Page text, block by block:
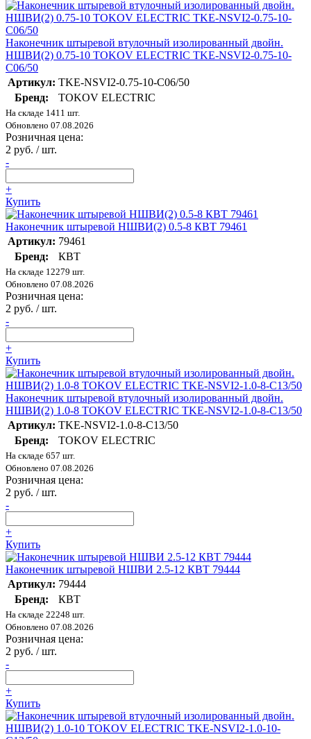
Наконечник штыревой втулочный изолированный двойн.
НШВИ(2) 0.75-10 TOKOV ELECTRIC TKE-NSVI2-0.75-10-
C06/50
Артикул: TKE-NSVI2-0.75-10-C06/50
Бренд:
TOKOV ELECTRIC
На складе 1411 шт.
Обновлено 07.08.2026
Розничная цена:
2 руб. / шт.
-
+
Купить
Наконечник штыревой НШВИ(2) 0.5-8 КВТ 79461
Артикул: 79461
Бренд:
КВТ
На складе 12279 шт.
Обновлено 07.08.2026
Розничная цена:
2 руб. / шт.
-
+
Купить
Наконечник штыревой втулочный изолированный двойн.
НШВИ(2) 1.0-8 TOKOV ELECTRIC TKE-NSVI2-1.0-8-C13/50
Артикул: TKE-NSVI2-1.0-8-C13/50
Бренд:
TOKOV ELECTRIC
На складе 657 шт.
Обновлено 07.08.2026
Розничная цена:
2 руб. / шт.
-
+
Купить
Наконечник штыревой НШВИ 2.5-12 КВТ 79444
Артикул: 79444
Бренд:
КВТ
На складе 22248 шт.
Обновлено 07.08.2026
Розничная цена:
2 руб. / шт.
-
+
Купить